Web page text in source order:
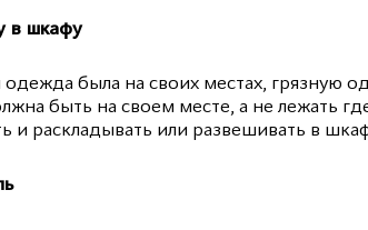
в шкафу
была на своих местах, грязную
быть на своем месте, а не лежать
и раскладывать или развешивать в